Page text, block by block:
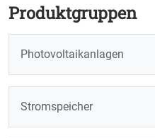
Produktgruppen
Photovoltaikanlagen
Stromspeicher